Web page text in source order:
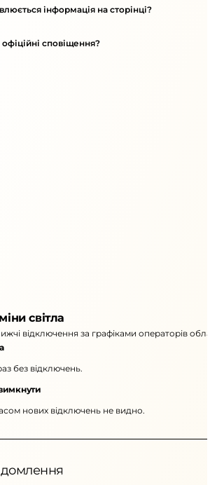
інформація на сторінці?
сповіщення?
світла
відключення за графіками операторів
без відключень.
нових відключень не видно.